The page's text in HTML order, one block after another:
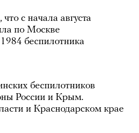
с начала августа
по Москве
беспилотника
беспилотников
России и Крым.
и Краснодарском крае